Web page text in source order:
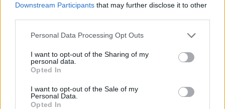
Downstream Participants that may further disclose it to other
Personal Data Processing Opt Outs
I want to opt-out of the Sharing of my
personal data.
Opted In
I want to opt-out of the Sale of my
Personal Data.
Opted In
Φυσικότητα : Η ευκολία μπορεί επίσης να συνδεθεί
μπορεί να είναι οι σχέσεις μας, τα ταλέντα ή οι
δεξιότητές μας.